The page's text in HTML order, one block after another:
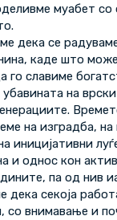
муабет
дека се
каде што
го славиме
на
на изградба, на
иницијативни
и однос кон
па од нив
дека секоја
со внимавање и